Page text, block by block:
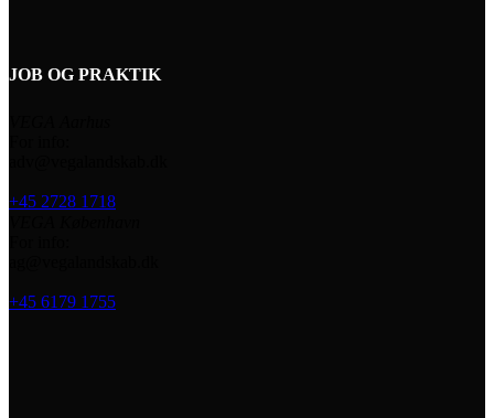
JOB OG PRAKTIK
+45 2728 1718
+45 6179 1755